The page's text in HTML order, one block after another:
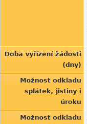
Doba vyřízení žádosti
(dny)
Možnost odkladu
splátek, jistiny i
úroku
Možnost odkladu